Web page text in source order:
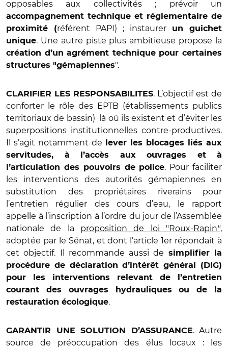
opposables aux collectivités ; prévoir un
accompagnement technique et réglementaire de
proximité (référent PAPI) ; instaurer
un guichet
unique. Une autre piste plus ambitieuse propose la
création d’un agrément technique pour certaines
structures "gémapiennes".
CLARIFIER LES RESPONSABILITES. L’objectif est de
conforter le rôle des EPTB (établissements publics
territoriaux de bassin) là où ils existent et d’éviter les
superpositions institutionnelles contre-productives.
Il s’agit notamment de
lever les blocages liés aux
servitudes, à l’accès aux ouvrages et à
l’articulation des pouvoirs de police. Pour faciliter
les interventions des autorités gémapiennes en
substitution des propriétaires riverains pour
l’entretien régulier des cours d’eau, le rapport
appelle à l’inscription à l’ordre du jour de l’Assemblée
nationale de la proposition de loi "Roux-Rapin",
adoptée par le Sénat, et dont l’article 1er répondait à
cet objectif. Il recommande aussi de
simplifier la
procédure de déclaration d’intérêt général (DIG)
pour les interventions relevant de l’entretien
courant des ouvrages hydrauliques ou de la
restauration écologique.
GARANTIR UNE SOLUTION D’ASSURANCE. Autre
source de préoccupation des élus locaux : les